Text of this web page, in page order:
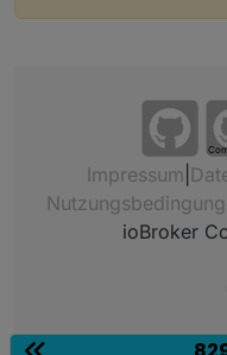
Impressum
ioBroker